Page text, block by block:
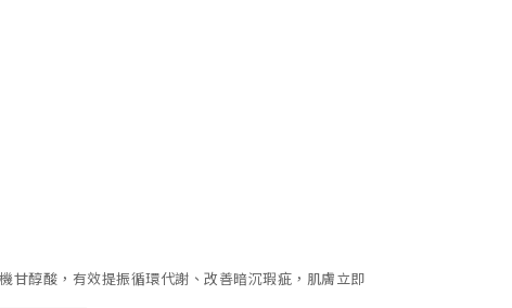
甘醇酸，有效提振循環代謝、改善暗沉瑕疵，肌膚立即